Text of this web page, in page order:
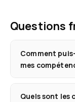
Questions
Comment
mes
Quels sont les